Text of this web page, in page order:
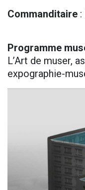
Commanditaire
Programme
L’Art de muser,
expographie-